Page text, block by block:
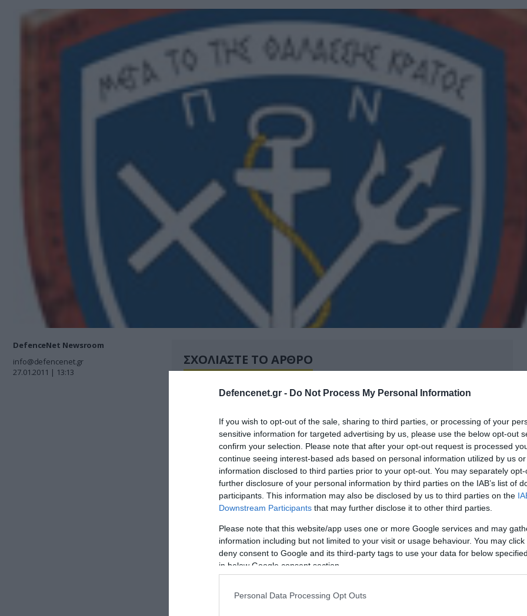
Defencenet.gr - Do Not Process My Personal Information
If you wish to opt-out of the sale, sharing to third parties, or processing of your
sensitive information for targeted advertising by us, please use the below opt-out
confirm your selection. Please note that after your opt-out request is processed
continue seeing interest-based ads based on personal information utilized by us
information disclosed to third parties prior to your opt-out. You may separately
further disclosure of your personal information by third parties on the IAB’s list of
participants. This information may also be disclosed by us to third parties on the
Downstream Participants that may further disclose it to other third parties.
Please note that this website/app uses one or more Google services and may
information including but not limited to your visit or usage behaviour. You may
deny consent to Google and its third-party tags to use your data for below
in below Google consent section.
Personal Data Processing Opt Outs
DefenceNet Newsroom
info@defencenet.gr
27.01.2011 | 13:13
ΣΧΟΛΙΑΣΤΕ ΤΟ ΑΡΘΡΟ